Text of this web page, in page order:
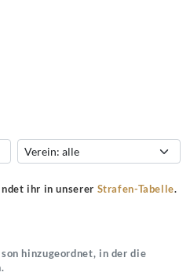
ihr in unserer Strafen-Tabelle.
hinzugeordnet, in der die